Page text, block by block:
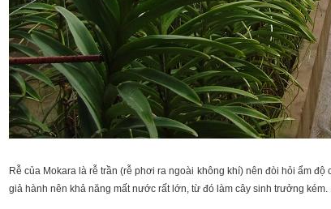
Rễ của Mokara là rễ trần (rễ phơi ra ngoài không khí) nên đòi hỏi ẩm độ
giả hành nên khả năng mất nước rất lớn, từ đó làm cây sinh trưởng